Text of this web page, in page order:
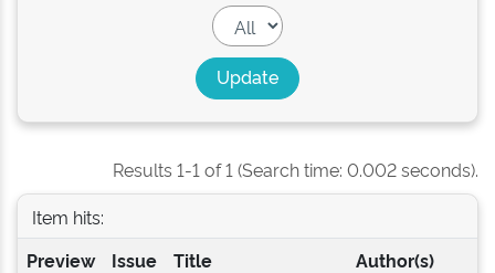
Results 1-1 of 1 (Search time: 0.002 seconds).
Item hits:
Preview
Issue
Title Author(s)